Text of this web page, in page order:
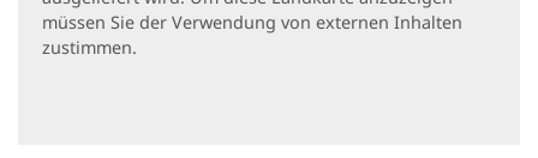
müssen Sie der Verwendung von externen Inhalten
zustimmen.